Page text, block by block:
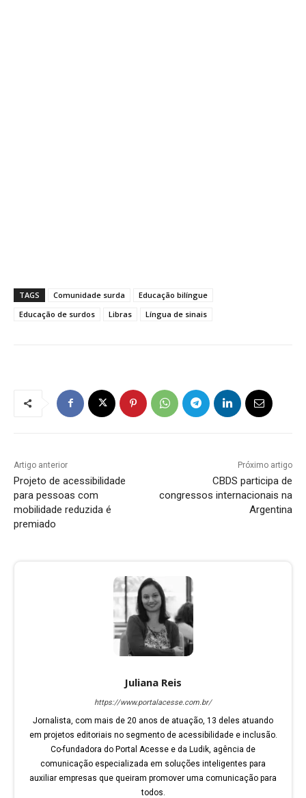
TAGS Comunidade surda
Educação bilíngue
Educação de surdos
Libras Língua de sinais
Artigo anterior
Projeto de acessibilidade
para pessoas com
mobilidade reduzida é
premiado
Próximo artigo
CBDS participa de
congressos internacionais na
Argentina
Juliana Reis
https://www.portalacesse.com.br/
Jornalista, com mais de 20 anos de atuação, 13 deles atuando
em projetos editoriais no segmento de acessibilidade e inclusão.
Co-fundadora do Portal Acesse e da Ludik, agência de
comunicação especializada em soluções inteligentes para
auxiliar empresas que queiram promover uma comunicação para
todos.